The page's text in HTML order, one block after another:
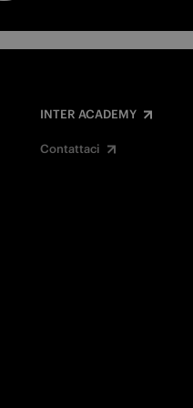
INTER ACADEMY
Contattaci